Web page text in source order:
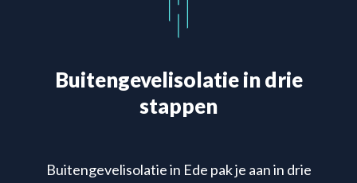
Buitengevelisolatie in drie
stappen
Buitengevelisolatie in Ede pak je aan in drie